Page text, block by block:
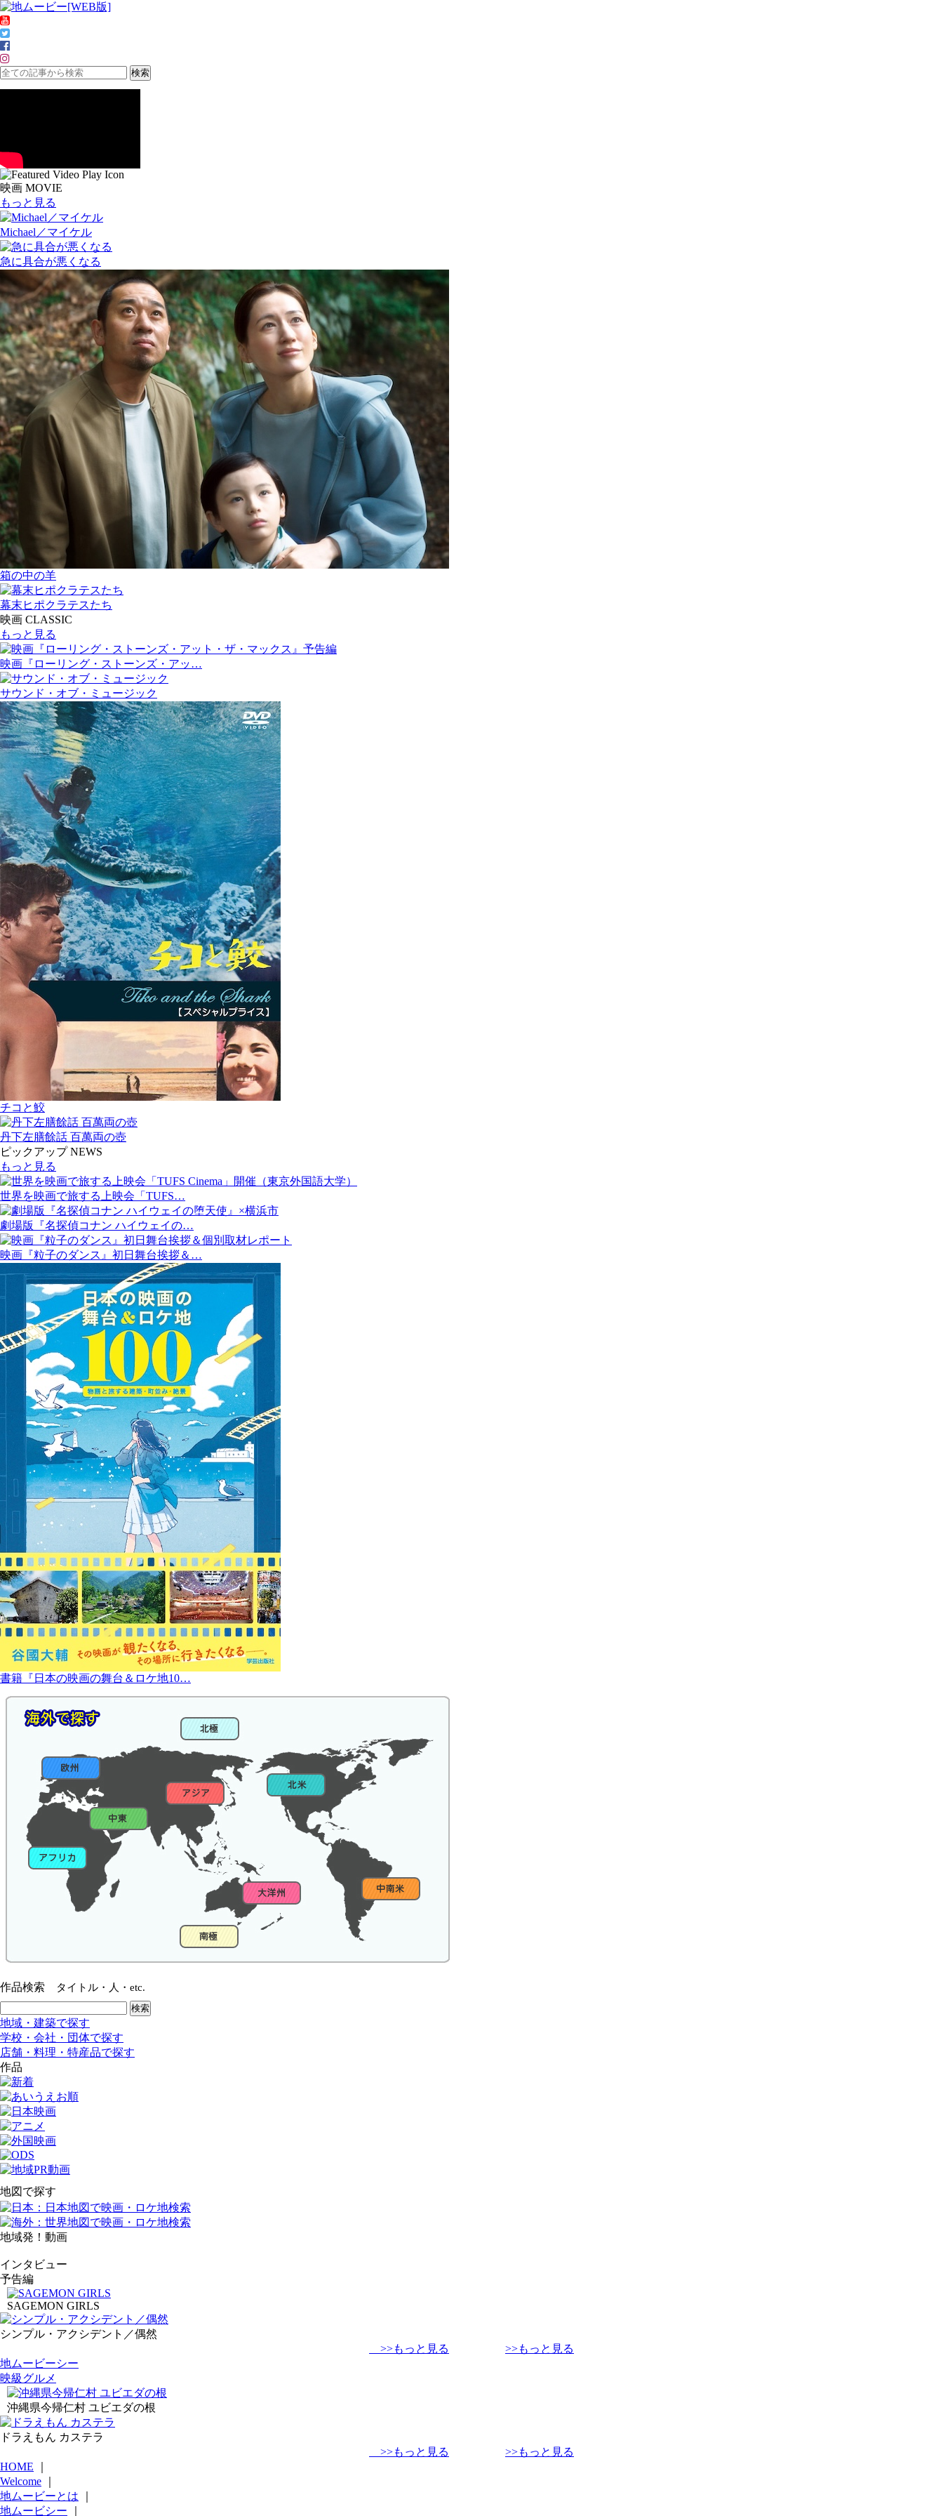
映画 MOVIE
もっと見る
Michael／マイケル
急に具合が悪くなる
箱の中の羊
幕末ヒポクラテスたち
映画 CLASSIC
もっと見る
映画『ローリング・ストーンズ・アッ…
サウンド・オブ・ミュージック
チコと鮫
丹下左膳餘話 百萬両の壺
ピックアップ NEWS
もっと見る
世界を映画で旅する上映会「TUFS…
劇場版『名探偵コナン ハイウェイの…
映画『粒子のダンス』初日舞台挨拶＆…
書籍『日本の映画の舞台＆ロケ地10…
作品検索 タイトル・人・etc.
地域・建築で探す
学校・会社・団体で探す
店舗・料理・特産品で探す
作品
地図で探す
地域発！動画
インタビュー
予告編
SAGEMON GIRLS
シンプル・アクシデント／偶然
>>もっと見る
>>もっと見る
地ムービーシー
映級グルメ
沖縄県今帰仁村 ユビエダの根
ドラえもん カステラ
>>もっと見る
>>もっと見る
HOME
Welcome
地ムービーとは
地ムービシー